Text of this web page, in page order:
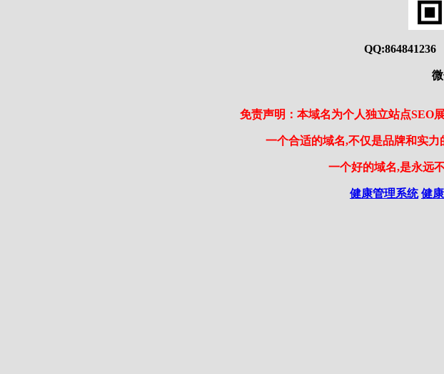
免责声明：本域名为个人独立站点SEO
一个合适的域名,不仅是品牌和实
一个好的域名,是永远
健康管理系统 健